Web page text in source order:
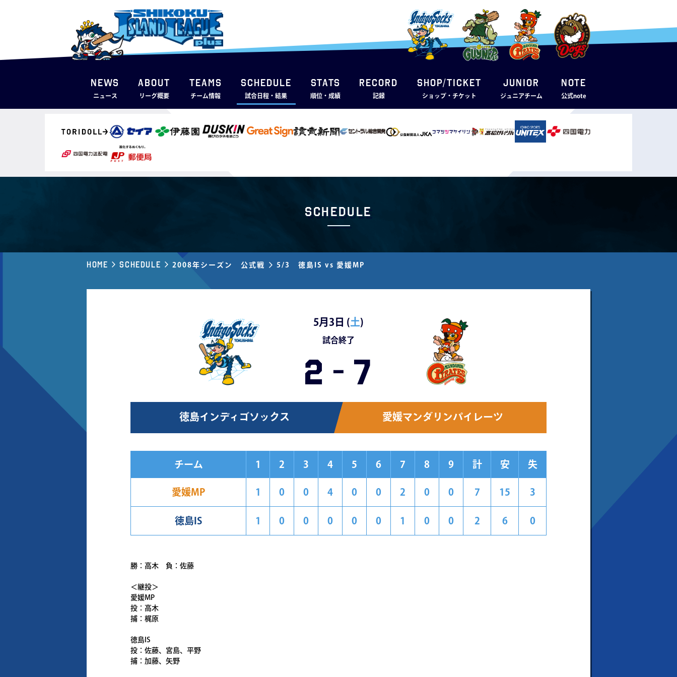
NEWS
ニュース
ABOUT
リーグ概要
TEAMS
チーム情報
SCHEDULE
試合日程・結果
STATS
順位・成績
RECORD
記録
SHOP/TICKET
ショップ・チケット
JUNIOR
ジュニアチーム
note
公式note
Schedule
Home Schedule 2008年シーズン 公式戦 5/3 徳島IS vs 愛媛MP
5月3日 (土)
試合終了
2 - 7
徳島インディゴソックス 愛媛マンダリンパイレーツ
チーム 1 2 3 4 5 6 7 8 9 計 安 失
愛媛MP 1 0 0 4 0 0 2 0 0 7 15 3
徳島IS 1 0 0 0 0 0 1 0 0 2 6 0
勝：高木 負：佐藤
＜継投＞
愛媛MP
投：高木
捕：梶原
徳島IS
投：佐藤、宮島、平野
捕：加藤、矢野